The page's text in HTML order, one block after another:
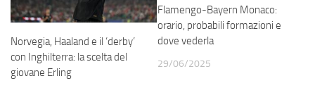
Norvegia, Haaland e il ‘derby’
con Inghilterra: la scelta del
giovane Erling
Flamengo-Bayern Monaco:
orario, probabili formazioni e
dove vederla
29/06/2025